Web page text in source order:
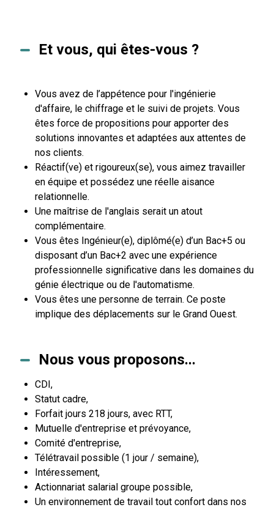
Et vous, qui êtes-vous ?
Vous avez de l’appétence pour l'ingénierie
d'affaire, le chiffrage et le suivi de projets. Vous
êtes force de propositions pour apporter des
solutions innovantes et adaptées aux attentes de
nos clients.
Réactif(ve) et rigoureux(se), vous aimez travailler
en équipe et possédez une réelle aisance
relationnelle.
Une maîtrise de l'anglais serait un atout
complémentaire.
Vous êtes Ingénieur(e), diplômé(e) d’un Bac+5 ou
disposant d’un Bac+2 avec une expérience
professionnelle significative dans les domaines du
génie électrique ou de l'automatisme.
Vous êtes une personne de terrain. Ce poste
implique des déplacements sur le Grand Ouest.
Nous vous proposons...
CDI,
Statut cadre,
Forfait jours 218 jours, avec RTT,
Mutuelle d'entreprise et prévoyance,
Comité d'entreprise,
Télétravail possible (1 jour / semaine),
Intéressement,
Actionnariat salarial groupe possible,
Un environnement de travail tout confort dans nos